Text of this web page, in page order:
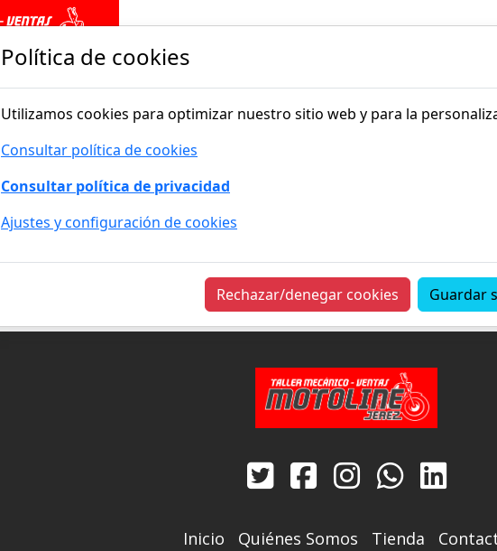
Política de cookies
Utilizamos cookies para optimizar nuestro sitio web y para la
Consultar política de cookies
Consultar política de privacidad
Ajustes y configuración de cookies
Rechazar/denegar cookies Guardar
Accede a tu cuenta
Usuario
Contraseña
Acceder Crea tu cuenta
Inicio Quiénes Somos Tienda